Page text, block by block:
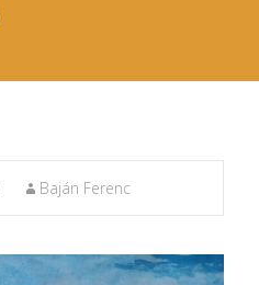
Baján Ferenc